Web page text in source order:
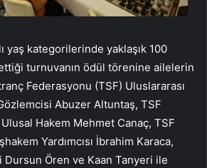
yaş kategorilerinde yaklaşık 100
turnuvanın ödül törenine ailelerin
Federasyonu (TSF) Uluslararası
Abuzer Altuntaş, TSF
Hakem Mehmet Canaç, TSF
Yardımcısı İbrahim Karaca,
Dursun Ören ve Kaan Tanyeri ile